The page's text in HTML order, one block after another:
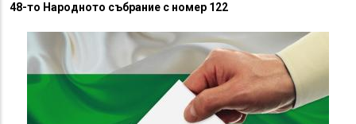
48-то Народното събрание с номер 122